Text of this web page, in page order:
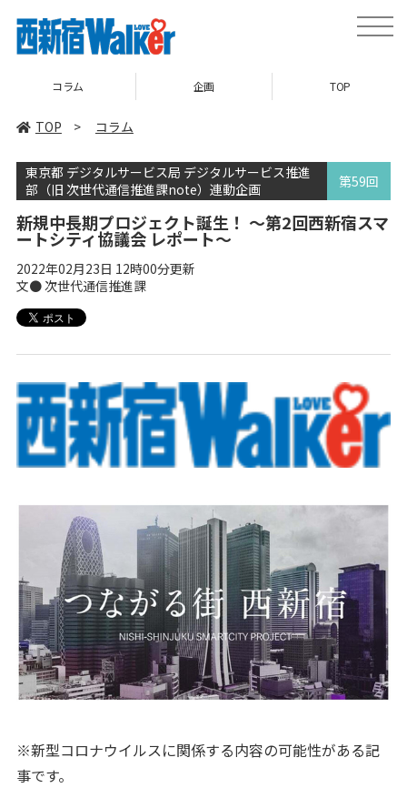
toggle
コラム 企画 TOP
TOP > コラム
東京都 デジタルサービス局 デジタルサービス推進
部（旧 次世代通信推進課note）連動企画
第59回
新規中長期プロジェクト誕生！ ～第2回西新宿スマ
ートシティ協議会 レポート～
2022年02月23日 12時00分更新
文● 次世代通信推進課
※新型コロナウイルスに関係する内容の可能性がある記
事です。